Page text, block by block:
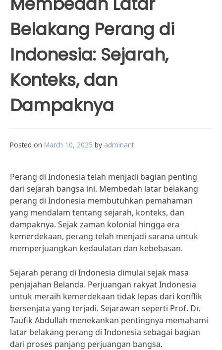
Belakang Perang di
Indonesia: Sejarah,
Konteks, dan
Dampaknya
Posted on March 10, 2025 by adminant
Perang di Indonesia telah menjadi bagian penting
dari sejarah bangsa ini. Membedah latar belakang
perang di Indonesia membutuhkan pemahaman
yang mendalam tentang sejarah, konteks, dan
dampaknya. Sejak zaman kolonial hingga era
kemerdekaan, perang telah menjadi sarana untuk
memperjuangkan kedaulatan dan kebebasan.
Sejarah perang di Indonesia dimulai sejak masa
penjajahan Belanda. Perjuangan rakyat Indonesia
untuk meraih kemerdekaan tidak lepas dari konflik
bersenjata yang terjadi. Sejarawan seperti Prof. Dr.
Taufik Abdullah menekankan pentingnya memahami
latar belakang perang di Indonesia sebagai bagian
dari proses panjang perjuangan bangsa.